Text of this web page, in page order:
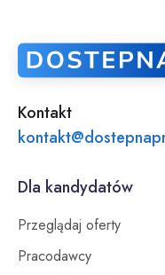
Kontakt
Dla kandydatów
Przeglądaj oferty
Pracodawcy